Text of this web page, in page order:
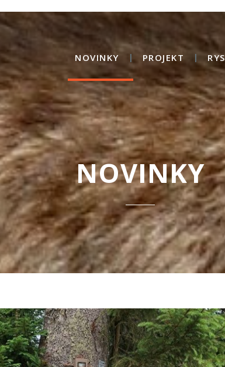
NOVINKY PROJEKT RYS
NOVINKY